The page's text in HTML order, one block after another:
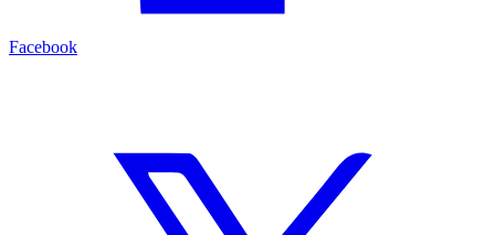
Facebook